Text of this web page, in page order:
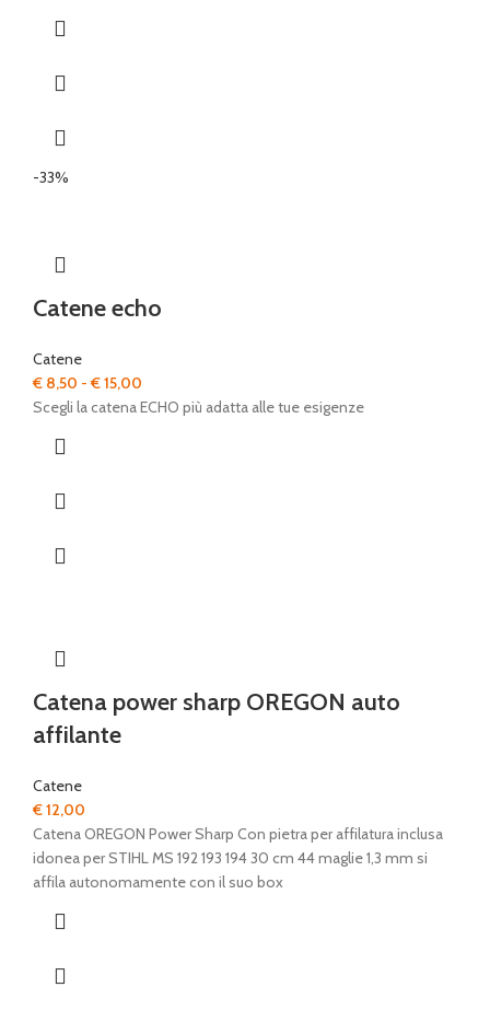
-33%
Catene echo
Catene
€ 8,50 - €15,00
di
Scegli la catena ECHO più adatta alle tue esigenze
Catena power sharp OREGON auto
affilante
Catene
€12,00
Catena OREGON Power Sharp Con pietra per affilatura inclusa
idonea per STIHL MS 192 193 194 30 cm 44 maglie 1,3 mm si
affila autonomamente con il suo box